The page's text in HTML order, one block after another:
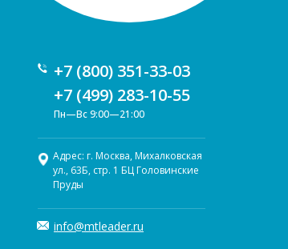
+7 (800) 351-33-03
+7 (499) 283-10-55
Пн—Вс 9:00—21:00
Адрес: г. Москва, Михалковская
ул., 63Б, стр. 1 БЦ Головинские
Пруды
info@mtleader.ru